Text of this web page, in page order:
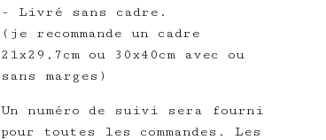
- Livré sans cadre.
(je recommande un cadre
21x29,7cm ou 30x40cm avec ou
sans marges)
Un numéro de suivi sera fourni
pour toutes les commandes. Les